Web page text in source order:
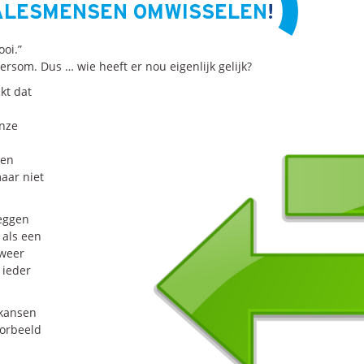
OMWISSELEN !
Dus … wie heeft er nou eigenlijk gelijk?
dat
niet
een
ieder